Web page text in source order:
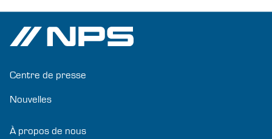
Centre de presse
Nouvelles
À propos de nous